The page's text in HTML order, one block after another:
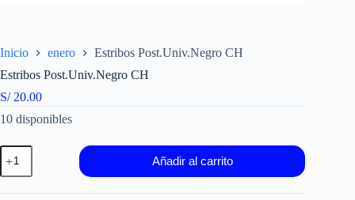
Inicio enero
Estribos Post.Univ.Negro CH
Estribos Post.Univ.Negro CH
S/20.00
10 disponibles
Estribos
Post.Univ.Negro
CH
cantidad
Añadir al carrito